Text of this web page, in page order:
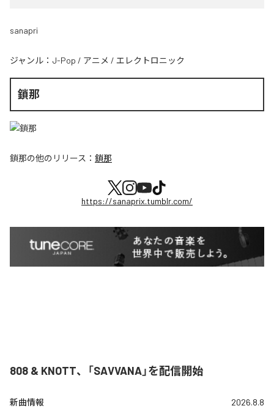
sanapri
ジャンル： J-Pop / アニメ / エレクトロニック
鎖那
鎖那の他のリリース： 鎖那
https://sanaprix.tumblr.com/
808 & KNOTT、「SAVVANA」を配信開始
新曲情報 2026.8.8